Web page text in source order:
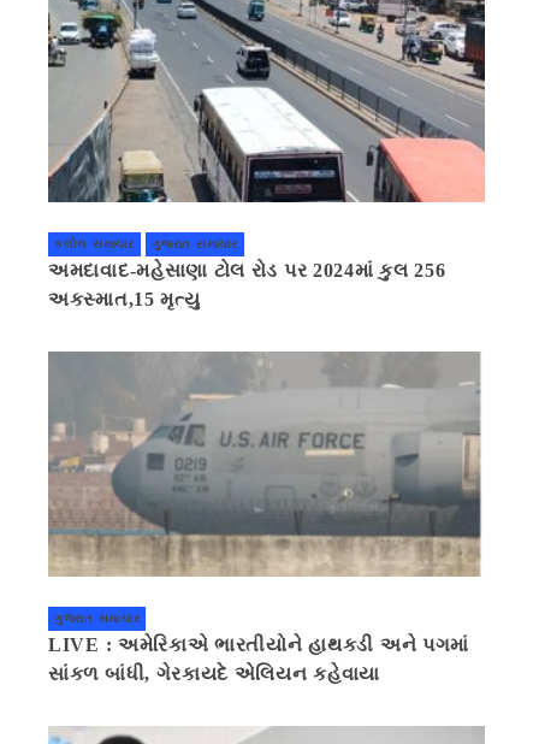
કલોલ સમાચાર ગુજરાત સમાચાર
અમદાવાદ-મહેસાણા ટોલ રોડ પર 2024માં કુલ 256
અકસ્માત,15 મૃત્યુ
ગુજરાત સમાચાર
LIVE : અમેરિકાએ ભારતીયોને હાથકડી અને પગમાં
સાંકળ બાંધી, ગેરકાયદે એલિયન કહેવાયા